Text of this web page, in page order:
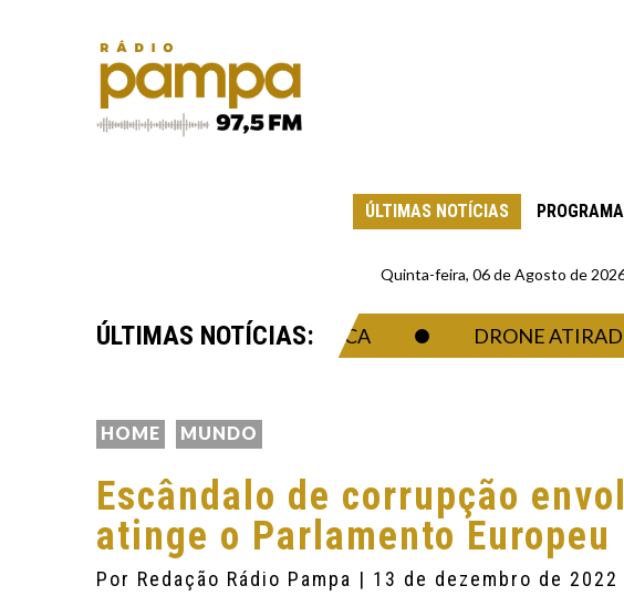
ÚLTIMAS NOTÍCIAS
Quinta-feira, 06 de Agosto de
ÚLTIMAS NOTÍCIAS:
SINGULARIDADE ECONÔMICA DRONE ATIRADOR
HOME MUNDO
Escândalo de corrupção
atinge o Parlamento Europeu
Por Redação Rádio Pampa | 13 de dezembro de 2022